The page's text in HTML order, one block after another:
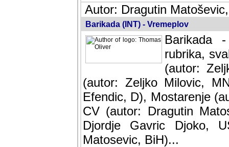
Autor: Dragutin
Barikada (INT) - Vremeplov
Barikada
rubrika,
(autor:
(autor: Zeljko Milovic,
Efendic, D), Mostarenje
CV (autor: Dragutin
Djordje Gavric Djoko,
Matosevic, BiH)...